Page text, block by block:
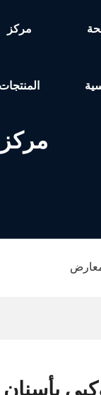
مركز
المنتجات
مركز
بأسنان